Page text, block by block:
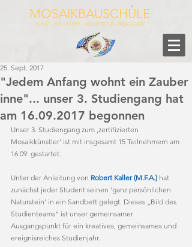
MOSAIKBAUSCHULE
KUNST - HANDWERK - ARCHITEKTUR - PÄDAGOGIK
"Jedem Anfang wohnt ein Zauber
inne"... unser 3. Studiengang hat
am 16.09.2017 begonnen
25. Sept. 2017
Unser 3. Studiengang zum ‚zertifizierten
Mosaikkünstler‘ ist mit insgesamt 15 Teilnehmern am
16.09. gestartet.
Unter der Anleitung von Robert Kaller (M.F.A.) hat
zunächst jeder Student seinen 'ganz persönlichen
Naturstein' in ein Sandbett gelegt. Dieses „Bild des
Studienteams“ ist unser gemeinsamer
Ausgangspunkt für ein kreatives, gemeinsames und
ereignisreiches Studienjahr.